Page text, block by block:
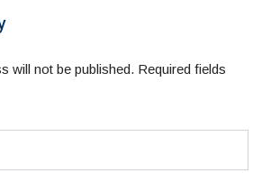
will not be published. Required fields